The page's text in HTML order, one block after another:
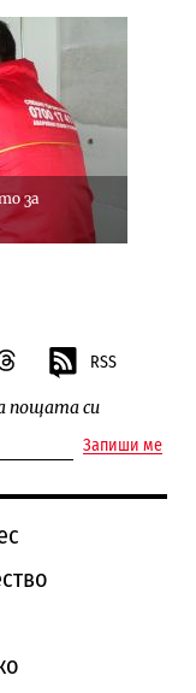
за
RSS
пощата си
Запиши ме